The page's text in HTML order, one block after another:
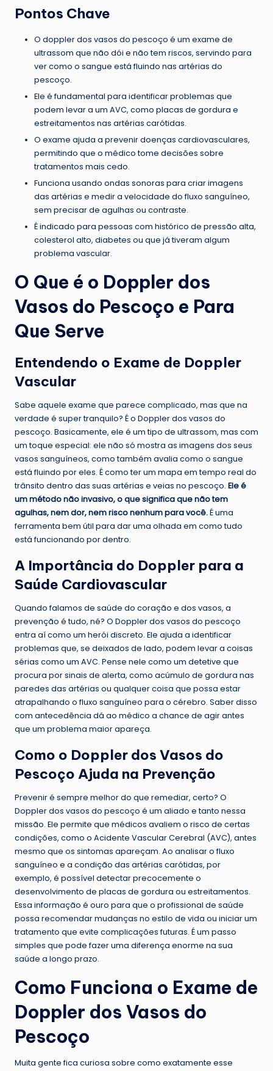
Pontos Chave
O doppler dos vasos do pescoço é um exame de
ultrassom que não dói e não tem riscos, servindo para
ver como o sangue está fluindo nas artérias do
pescoço.
Ele é fundamental para identificar problemas que
podem levar a um AVC, como placas de gordura e
estreitamentos nas artérias carótidas.
O exame ajuda a prevenir doenças cardiovasculares,
permitindo que o médico tome decisões sobre
tratamentos mais cedo.
Funciona usando ondas sonoras para criar imagens
das artérias e medir a velocidade do fluxo sanguíneo,
sem precisar de agulhas ou contraste.
É indicado para pessoas com histórico de pressão alta,
colesterol alto, diabetes ou que já tiveram algum
problema vascular.
O Que é o Doppler dos
Vasos do Pescoço e Para
Que Serve
Entendendo o Exame de Doppler
Vascular
Sabe aquele exame que parece complicado, mas que na
verdade é super tranquilo? É o Doppler dos vasos do
pescoço. Basicamente, ele é um tipo de ultrassom, mas com
um toque especial: ele não só mostra as imagens dos seus
vasos sanguíneos, como também avalia como o sangue
está fluindo por eles. É como ter um mapa em tempo real do
trânsito dentro das suas artérias e veias no pescoço. Ele é
um método não invasivo, o que significa que não tem
agulhas, nem dor, nem risco nenhum para você.É uma
ferramenta bem útil para dar uma olhada em como tudo
está funcionando por dentro.
A Importância do Doppler para a
Saúde Cardiovascular
Quando falamos de saúde do coração e dos vasos, a
prevenção é tudo, né? O Doppler dos vasos do pescoço
entra aí como um herói discreto. Ele ajuda a identificar
problemas que, se deixados de lado, podem levar a coisas
sérias como um AVC. Pense nele como um detetive que
procura por sinais de alerta, como acúmulo de gordura nas
paredes das artérias ou qualquer coisa que possa estar
atrapalhando o fluxo sanguíneo para o cérebro. Saber disso
com antecedência dá ao médico a chance de agir antes
que um problema maior apareça.
Como o Doppler dos Vasos do
Pescoço Ajuda na Prevenção
Prevenir é sempre melhor do que remediar, certo? O
Doppler dos vasos do pescoço é um aliado e tanto nessa
missão. Ele permite que médicos avaliem o risco de certas
condições, como o Acidente Vascular Cerebral (AVC), antes
mesmo que os sintomas apareçam. Ao analisar o fluxo
sanguíneo e a condição das artérias carótidas, por
exemplo, é possível detectar precocemente o
desenvolvimento de placas de gordura ou estreitamentos.
Essa informação é ouro para que o profissional de saúde
possa recomendar mudanças no estilo de vida ou iniciar um
tratamento que evite complicações futuras. É um passo
simples que pode fazer uma diferença enorme na sua
saúde a longo prazo.
Como Funciona o Exame de
Doppler dos Vasos do
Pescoço
Muita gente fica curiosa sobre como exatamente esse